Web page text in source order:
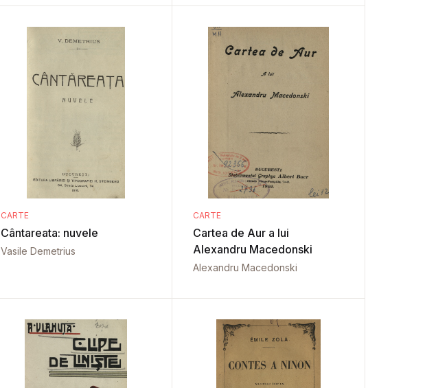
CARTE
Cântareata: nuvele
Vasile Demetrius
CARTE
Cartea de Aur a lui
Alexandru Macedonski
Alexandru Macedonski